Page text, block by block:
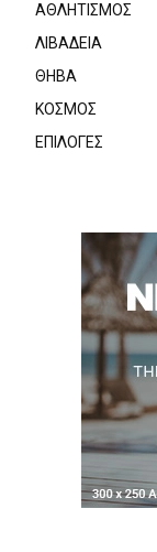
ΑΘΛΗΤΙΣΜΟΣ
ΛΙΒΑΔΕΙΑ
ΘΗΒΑ
ΚΟΣΜΟΣ
ΕΠΙΛΟΓΕΣ